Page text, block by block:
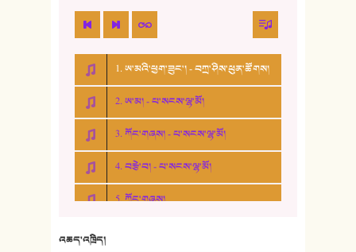
1. ཨ་མའི་ཕྱག་ཟུང་། - བཀྲ་ཤིས་ཕུན་ཚོགས།
2. ཨ་མ། - པ་སངས་ལྷ་མོ།
3. ཀོང་གཞས། - པ་སངས་ལྷ་མོ།
4. བརྩེ་བ། - པ་སངས་ལྷ་མོ།
5. ཀོང་གཞས།
འཆད་འཁྲིད།